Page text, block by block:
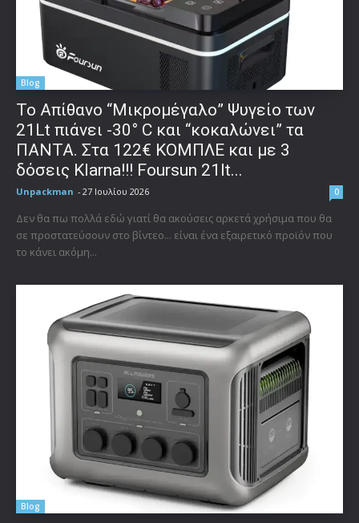
Blog
Το Απίθανο “Μικρομέγαλο” Ψυγείο των
21Lt πιάνει -30° C και “κοκαλώνει” τα
ΠΑΝΤΑ. Στα 122€ ΚΟΜΠΛΕ και με 3
δόσεις Klarna!!! Foursun 21lt...
Unpackman - 27 Ιουλίου 2026 0
Δεν θα πω πολλά εδώ γιατί θα ακούσεις αρκετά χρήσιμα που θα
σε προστατεύσουν στο βίντεο... είναι ένα εξαιρετικό προϊόν που
το κάνει ακόμη...
Blog